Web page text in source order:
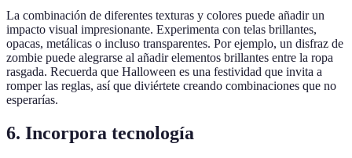
La combinación de diferentes texturas y colores puede añadir un
impacto visual impresionante. Experimenta con telas brillantes,
opacas, metálicas o incluso transparentes. Por ejemplo, un disfraz de
zombie puede alegrarse al añadir elementos brillantes entre la ropa
rasgada. Recuerda que Halloween es una festividad que invita a
romper las reglas, así que diviértete creando combinaciones que no
esperarías.
6. Incorpora tecnología